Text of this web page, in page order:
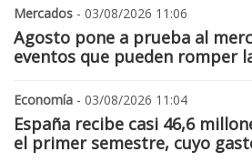
Mercados - 03/08/2026 11:06
Agosto pone a prueba al
eventos que pueden romper
Economía - 03/08/2026 11:04
España recibe casi 46,6
el primer semestre, cuyo